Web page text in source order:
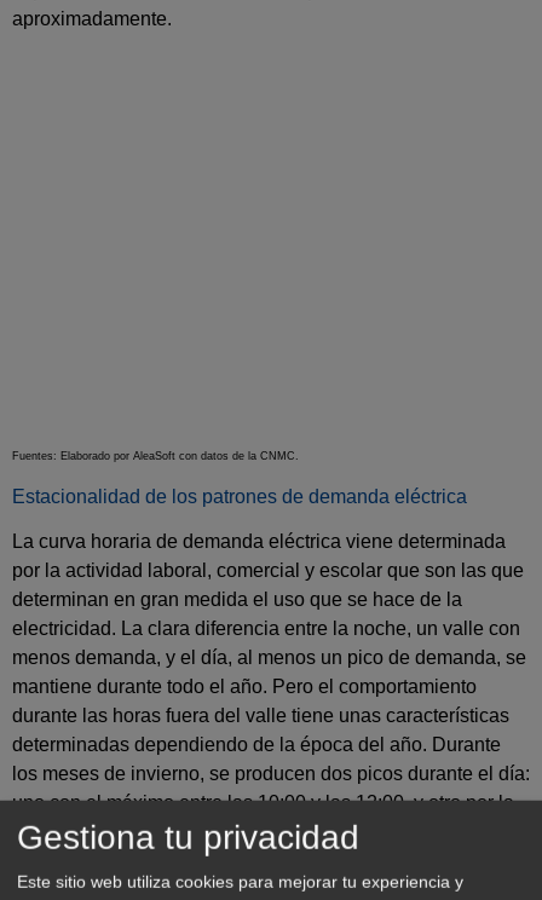
aproximadamente.
Fuentes: Elaborado por AleaSoft con datos de la CNMC.
Estacionalidad de los patrones de demanda eléctrica
La curva horaria de demanda eléctrica viene determinada
por la actividad laboral, comercial y escolar que son las que
determinan en gran medida el uso que se hace de la
electricidad. La clara diferencia entre la noche, un valle con
menos demanda, y el día, al menos un pico de demanda, se
mantiene durante todo el año. Pero el comportamiento
durante las horas fuera del valle tiene unas características
determinadas dependiendo de la época del año. Durante
los meses de invierno, se producen dos picos durante el día:
uno con el máximo entre las 10:00 y las 12:00, y otro por la
tarde-noche un poco más alto con el máximo entre las 19:00
y las 21:00. Estos picos coinciden con las horas del
comienzo de las jornadas laborales y escolares, y con la
Gestiona tu privacidad
Este sitio web utiliza cookies para mejorar tu experiencia y